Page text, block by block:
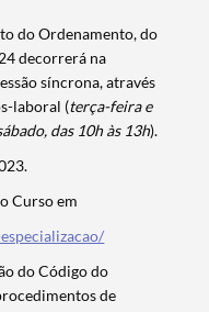
do Ordenamento, do
decorrerá na
síncrona, através
laboral (terça-feira e
das 10h às 13h).
Curso em
do Código do
de